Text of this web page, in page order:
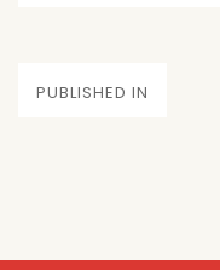
Navegación
PUBLISHED IN